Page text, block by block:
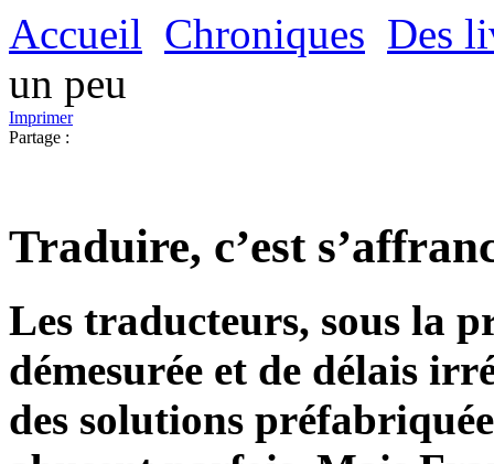
Accueil Chroniques Des
un peu
Imprimer
Partage :
Traduire, c’est
Les traducteurs, sous la
démesurée et de délais
des solutions